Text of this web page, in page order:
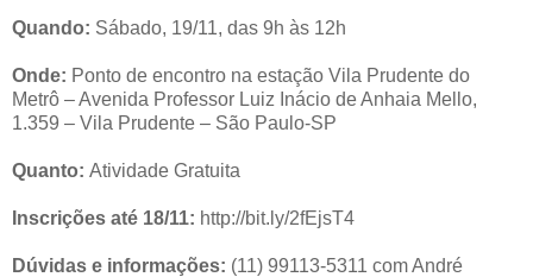
Quando: Sábado, 19/11, das 9h às 12h
Onde: Ponto de encontro na estação Vila Prudente do
Metrô – Avenida Professor Luiz Inácio de Anhaia Mello,
1.359 – Vila Prudente – São Paulo-SP
Quanto: Atividade Gratuita
Inscrições até 18/11: http://bit.ly/2fEjsT4
Dúvidas e informações: (11) 99113-5311 com André